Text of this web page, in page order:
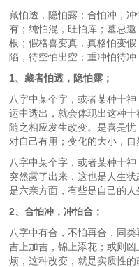
藏怕透，隐怕露；合怕冲，
有；纯怕混，旺怕库；墓忌
根；假格喜变真，真格怕变
陷，待空怕出空；重冲怕待冲
1、藏者怕透，隐怕露；
八字中某个字，或者某种十
运中透出，就会体现出这种
随之相应发生改变。是喜是
对自己有用；变化的大小，自
八字中某个字，或者某种十
突然露了出来，这也是人生
是六亲方面，有些是自己的人
2、合怕冲，冲怕合；
八字中有合，不怕再合，同
吉上加吉，锦上添花；或则
烦，这种改变，就是实质性